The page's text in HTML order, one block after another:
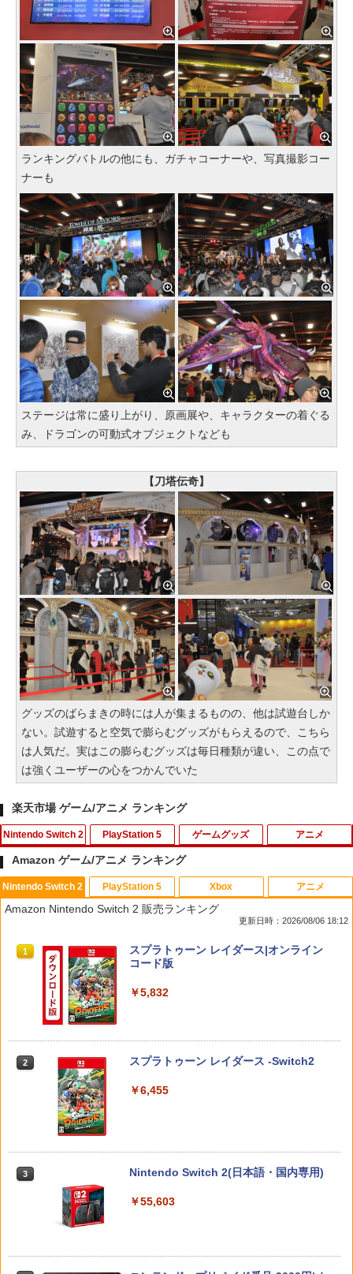
ランキングバトルの他にも、ガチャコーナーや、写真撮影コー
ナーも
ステージは常に盛り上がり、原画展や、キャラクターの着ぐる
み、ドラゴンの可動式オブジェクトなども
【刀塔伝奇】
グッズのばらまきの時には人が集まるものの、他は試遊台しか
ない。試遊すると空気で膨らむグッズがもらえるので、こちら
は人気だ。実はこの膨らむグッズは毎日種類が違い、この点で
は強くユーザーの心をつかんでいた
楽天市場 ゲーム/アニメ ランキング
Nintendo Switch 2
1
任天堂 スプラトゥーン レイダース【Swi
tch 2】 BEEPAADLA [BEEPAADLA]
￥6,720
ス
￥6,750
3
Lies of P：コンプリート エディション
Switch2 保護フィルム スイッチ2 保護フ
PlayStation 5
1
PS5用 冷却ファン クーリングファン LE
Dライト付き 静音 装着簡単 排熱 熱対策
USBポート付き PlayStation 5 通常版 デ
【メール便】
2
【PowerA 公式ストア】パワーエー ソロ
se® and DualSense Edge™ ワイヤレ
イセンス商品】 国内2年保証
3
【SALE・大幅値下げ・新品・未開封
スト投函】 ※特典付属なし ※セール品
￥2,300
ゲームグッズ
1
Switch2 ケース スイッチ2 Nintendo 対
応 スイッチ スイッチツー 名入れ かわい
い ニンテンドースイッチ カバー ポーチ
ト ケーブル 収納可能 ポーチ クリスマス
ギフト クリスマス プレゼント 送料無料
￥1,300
Nintendo 対応 スイッチ スイッチツー
ポーチ ストラップ付属 オシャレ ソフト
【送料無料】【中古】MD メガドライブ
アニメ
1 この世界の片隅に【Blu-ray】 [ のん ]
AGE -MUSIC UNIVERSE-【Blu-ray】 [
Amazon ゲーム/アニメ ランキング
Nintendo Switch 2
Amazon Nintendo Switch 2 販売ランキング
更新日時：2026/08/06 18:12
1
スプラトゥーン レイダース|オンライン
コード版
￥5,832
2 スプラトゥーン レイダース -Switch2
￥6,455
3 Nintendo Switch 2(日本語・国内専用)
￥55,603
PlayStation 5 Xbox アニメ